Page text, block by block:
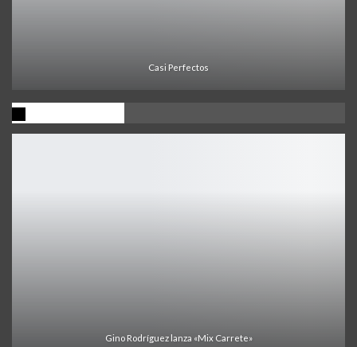
Casi Perfectos
Gino Rodríguez lanza «Mix Carrete»